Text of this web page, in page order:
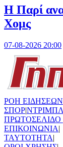
Η Παρί
Χομς
07-08-2026 20:00
ΡΟΗ ΕΙΔΗΣΕΩΝ
ΣΠΟΡ|
ΠΡΩΤΟΣΕΛΙΔΟ
ΕΠΙΚΟΙΝΩΝΙΑ|
TAYTOTHTA|